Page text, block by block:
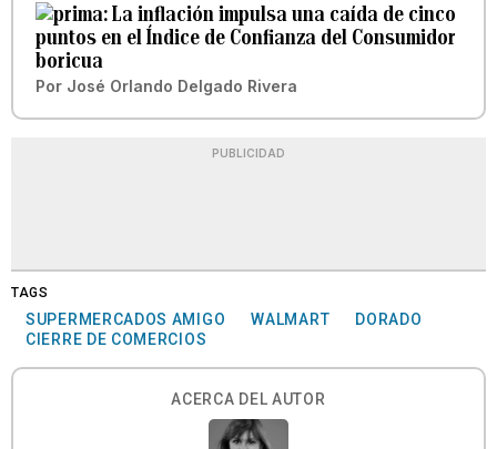
La inflación impulsa una caída de cinco
puntos en el Índice de Confianza del Consumidor
boricua
Por José Orlando Delgado Rivera
PUBLICIDAD
TAGS
SUPERMERCADOS AMIGO WALMART
DORADO
CIERRE DE COMERCIOS
ACERCA DEL AUTOR